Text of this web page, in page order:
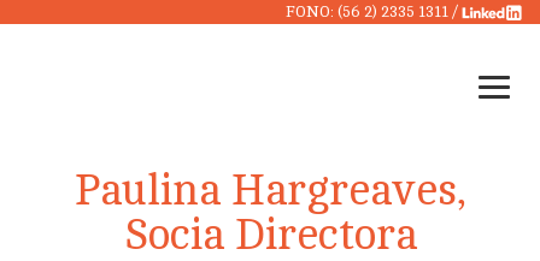
FONO: (56 2) 2335 1311 /
Paulina Hargreaves,
Socia Directora